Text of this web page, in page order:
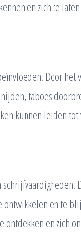
en zich te
Door het
taboes
kunnen leiden
ontwikkelen en te
ontdekken en zich